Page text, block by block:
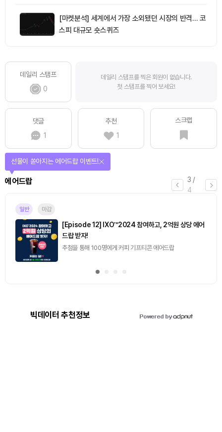
[마켓분석] 세계에서 가장 소외됐던 시장의 반격… 코
스피 대규모 숏스퀴즈
데일리 스탬프
0
데일리 스탬프를 찍은 회원이 없습니다.
첫 스탬프를 찍어 보세요!
댓글
1
추천
1
스크랩
3 /
4
에어드랍
선물이 쏟아지는 에어드랍 이벤트!
일반 마감
[Episode 12] IXO™2024 참여하고, 2억원 상당 에어
드랍 받자!
추첨을 통해 100명에게 커피 기프티콘 에어드랍
빅데이터 추천정보